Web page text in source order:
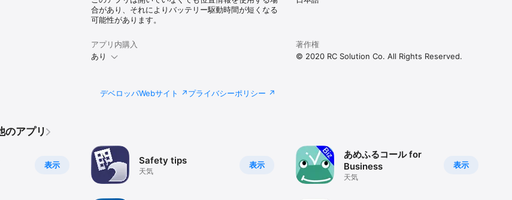
we are working hard to support English as soon as possible.
合があり、それによりバッテリー駆動時間が短くなる
可能性があります。
アプリ内購入
あり
著作権
© 2020 RC Solution Co. All Rights Reserved.
デベロッパWebサイト プライバシーポリシー
のアプリ
表示 表示
Safety tips
天気
表示
あめふるコール for
Business
天気